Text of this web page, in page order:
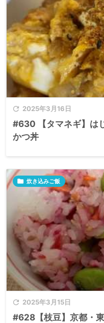
 2025年3月16日
#630 【タマネギ】は
かつ丼
 2025年3月15日
 炊き込みご飯
#628【枝豆】京都・